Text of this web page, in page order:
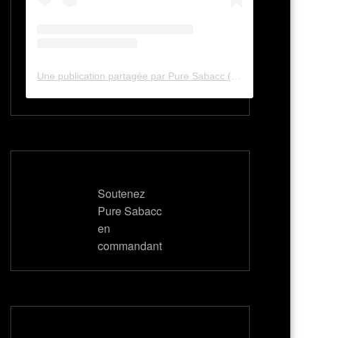
Soutenez
Pure Sabacc
en
commandant